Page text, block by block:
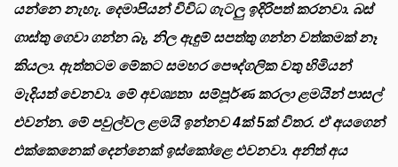
යන්නෙ නැහැ. දෙමාපියන් විවිධ ගැටලු ඉදිරිපත් කරනවා. බස්
ගාස්තු ගෙවා ගන්න බෑ, නිල ඇඳුම් සපත්තු ගන්න වත්කමක් නෑ
කියලා. ඇත්තටම මේකට සමහර පෞද්ගලික වතු හිමියන්
මැදියත් වෙනවා. මේ අවශ්‍යතා සම්පූර්ණ කරලා ළමයින් පාසල්
එවන්න. මේ පවුල්වල ළමයි ඉන්නව 4ක් 5ක් විතර. ඒ අයගෙන්
එක්කෙනෙක් දෙන්නෙක් ඉස්කෝළෙ එවනවා. අනිත් අය